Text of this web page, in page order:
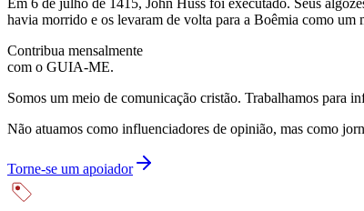
Em 6 de julho de 1415, John Huss foi executado. Seus
havia morrido e os levaram de volta para a Boêmia como um
Contribua mensalmente
com o GUIA-ME.
Somos um meio de comunicação cristão. Trabalhamos para
Não atuamos como influenciadores de opinião, mas como
Torne-se um apoiador